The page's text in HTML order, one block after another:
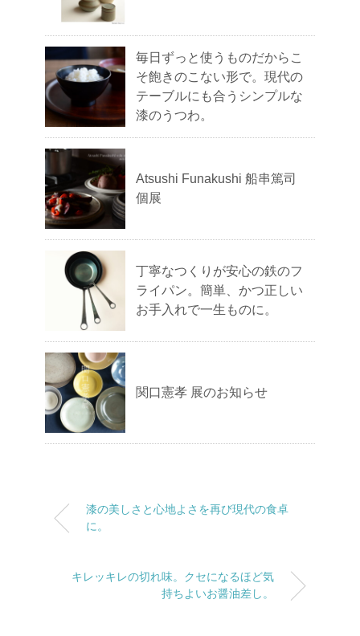
毎日ずっと使うものだからこ
そ飽きのこない形で。現代の
テーブルにも合うシンプルな
漆のうつわ。
Atsushi Funakushi 船串篤司
個展
丁寧なつくりが安心の鉄のフ
ライパン。簡単、かつ正しい
お手入れで一生ものに。
関口憲孝 展のお知らせ
漆の美しさと心地よさを再び現代の食卓
に。
キレッキレの切れ味。クセになるほど気
持ちよいお醤油差し。